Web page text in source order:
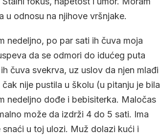
u odnosu na njihove vršnjake.
nedeljno, po par sati ih čuva moja
da se odmori do idućeg puta
čuva svekrva, uz uslov da njen mlađi
nije pustila u školu (u pitanju je bila
nedeljno dođe i bebisiterka. Maločas
može da izdrži 4 do 5 sati. Ima
u toj ulozi. Muž dolazi kući i